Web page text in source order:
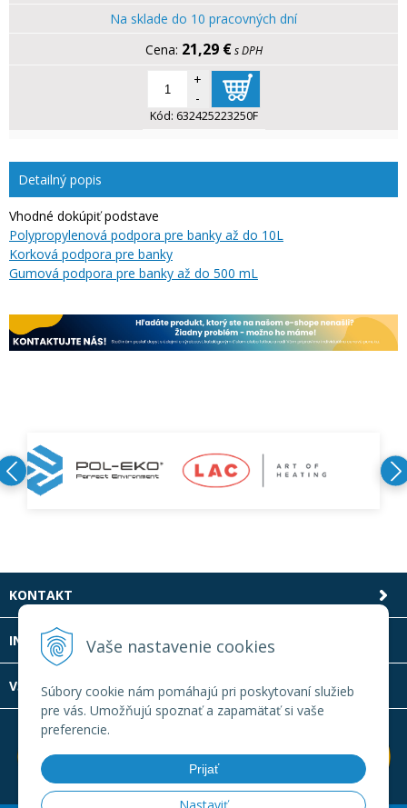
Vaše nastavenie cookies
Súbory cookie nám pomáhajú pri poskytovaní služieb
pre vás. Umožňujú spoznať a zapamätať si vaše
preferencie.
Prijať
Na sklade do 10 pracovných dní
21,29 € s DPH
+
-
Kód: 632425223250F
Detailný popis
Vhodné dokúpiť podstave
Polypropylenová podpora pre banky až do 10L
Korková podpora pre banky
Gumová podpora pre banky až do 500 mL
KONTAKT
INFOLINKA
VŠETKO O NÁKUPE